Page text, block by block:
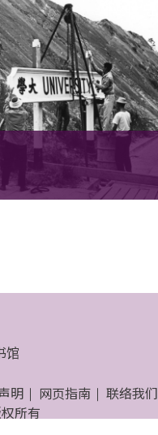
馆
明 网页指南
联络我们
所有